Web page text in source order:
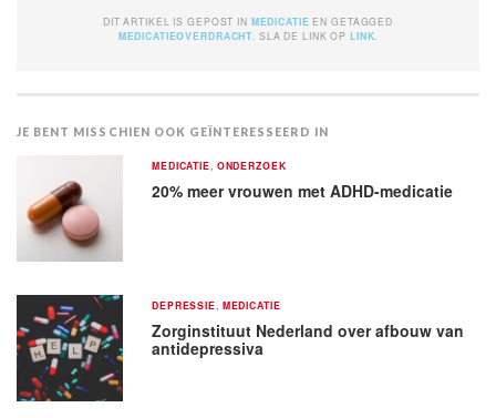
DIT ARTIKEL IS GEPOST IN MEDICATIE EN GETAGGED
MEDICATIEOVERDRACHT . SLA DE LINK OP LINK
JE BENT MISSCHIEN OOK GEÏNTERESSEERD IN
MEDICATIE ONDERZOEK
20% meer vrouwen met ADHD-medicatie
DEPRESSIE MEDICATIE
Zorginstituut Nederland over afbouw van
antidepressiva